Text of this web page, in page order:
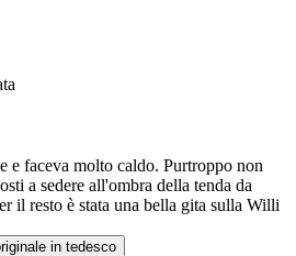
e faceva molto caldo. Purtroppo non
a sedere all'ombra della tenda da
il resto è stata una bella gita sulla Willi
in tedesco